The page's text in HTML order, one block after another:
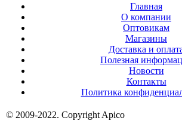
Главная
О компании
Оптовикам
Магазины
Доставка и
Полезная
Новости
Контакты
Политика
© 2009-2022. Copyright Apico